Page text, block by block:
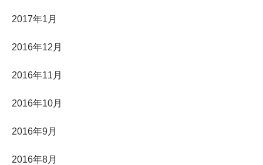
2017年1月
2016年12月
2016年11月
2016年10月
2016年9月
2016年8月